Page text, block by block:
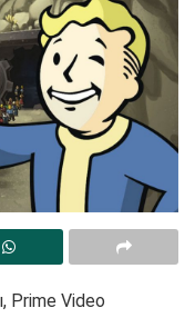
Prime Video